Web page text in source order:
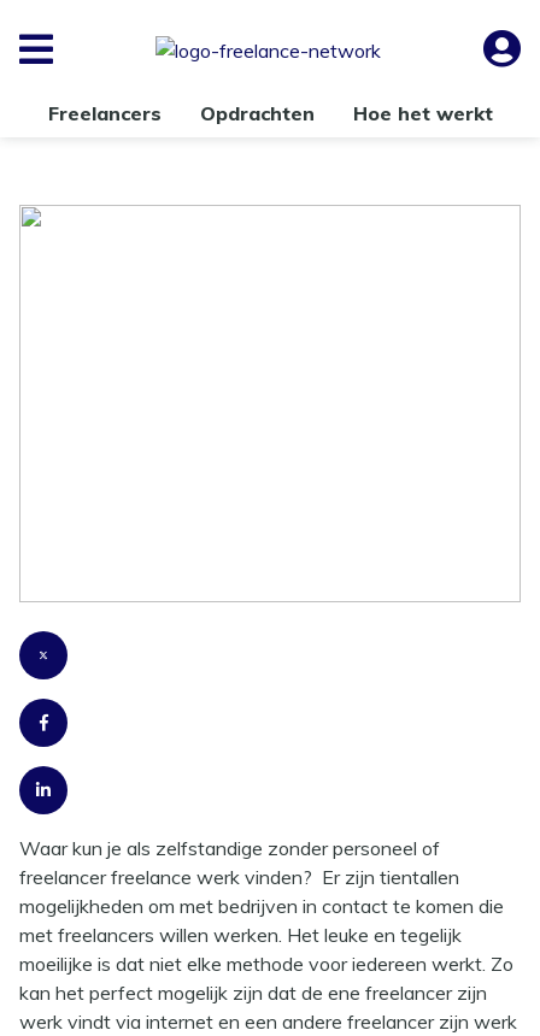
Freelancers Opdrachten Hoe het werkt
Waar kun je als zelfstandige zonder personeel of
freelancer freelance werk vinden? Er zijn tientallen
mogelijkheden om met bedrijven in contact te komen die
met freelancers willen werken. Het leuke en tegelijk
moeilijke is dat niet elke methode voor iedereen werkt. Zo
kan het perfect mogelijk zijn dat de ene freelancer zijn
werk vindt via internet en een andere freelancer zijn werk